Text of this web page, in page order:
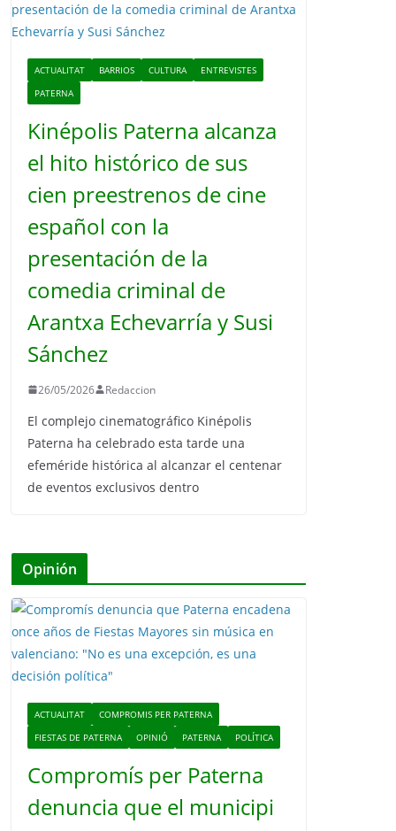
ACTUALITAT BARRIOS CULTURA
ENTREVISTES
PATERNA
Kinépolis Paterna alcanza
el hito histórico de sus
cien preestrenos de cine
español con la
presentación de la
comedia criminal de
Arantxa Echevarría y Susi
Sánchez
26/05/2026 Redaccion
El complejo cinematográfico Kinépolis
Paterna ha celebrado esta tarde una
efeméride histórica al alcanzar el centenar
de eventos exclusivos dentro
Opinión
ACTUALITAT
COMPROMIS PER PATERNA
FIESTAS DE PATERNA
OPINIÓ PATERNA POLÍTICA
Compromís per Paterna
denuncia que el municipi